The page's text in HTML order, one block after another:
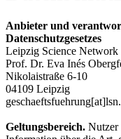
Anbieter und
Datenschutzgesetzes
Leipzig Science Network
Prof. Dr. Eva Inés
Nikolaistraße 6-10
04109 Leipzig
Geltungsbereich. Nutzer